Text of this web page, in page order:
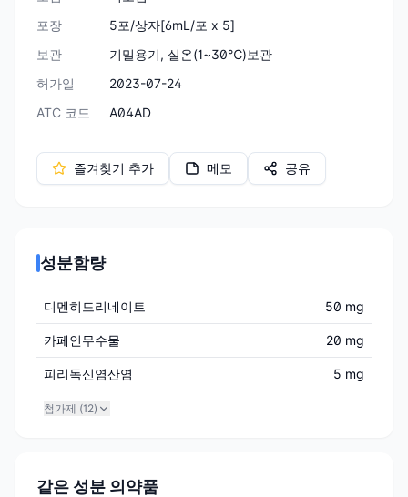
포장
5포/상자[6mL/포 x 5]
보관
기밀용기, 실온(1~30℃)보관
허가일
2023-07-24
ATC 코드
A04AD
즐겨찾기 추가 메모 공유
성분함량
디멘히드리네이트 50 mg
카페인무수물 20 mg
피리독신염산염 5 mg
첨가제 (12)
같은 성분 의약품